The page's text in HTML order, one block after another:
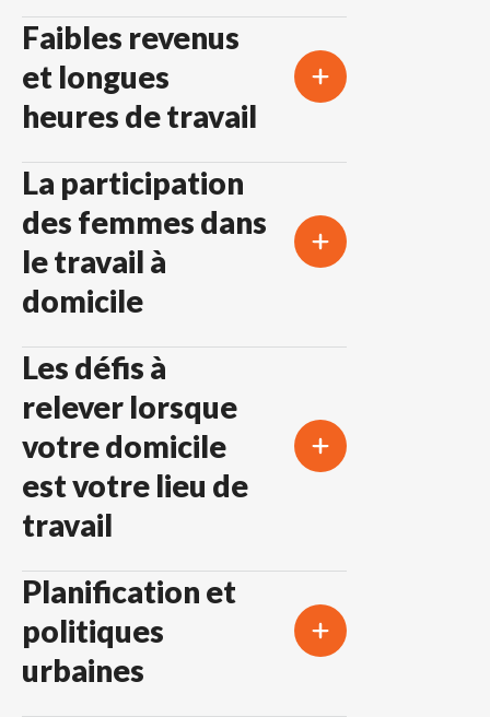
Faibles revenus
et longues
heures de travail
La participation
des femmes dans
le travail à
domicile
Les défis à
relever lorsque
votre domicile
est votre lieu de
travail
Planification et
politiques
urbaines